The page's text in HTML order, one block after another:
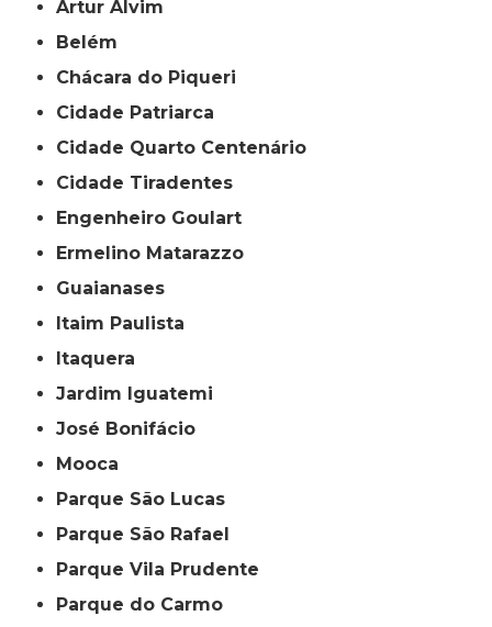
Artur Alvim
Belém
Chácara do Piqueri
Cidade Patriarca
Cidade Quarto Centenário
Cidade Tiradentes
Engenheiro Goulart
Ermelino Matarazzo
Guaianases
Itaim Paulista
Itaquera
Jardim Iguatemi
José Bonifácio
Mooca
Parque São Lucas
Parque São Rafael
Parque Vila Prudente
Parque do Carmo